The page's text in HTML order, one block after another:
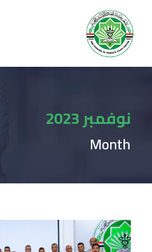
نوفمبر 2023
Month